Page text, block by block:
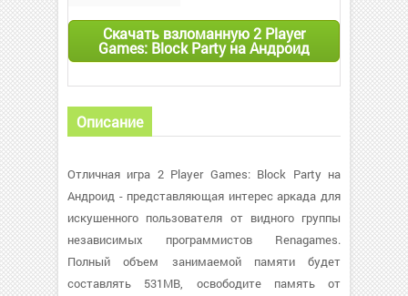
Скачать взломанную 2 Player
Games: Block Party на Андроид
Описание
Отличная игра 2 Player Games: Block Party на
Андроид - представляющая интерес аркада для
искушенного пользователя от видного группы
независимых программистов Renagames.
Полный объем занимаемой памяти будет
составлять 531MB, освободите память от